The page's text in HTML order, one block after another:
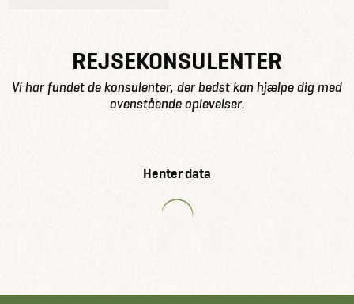
REJSEKONSULENTER
Vi har fundet de konsulenter, der bedst kan hjælpe dig med
ovenstående oplevelser.
Henter data